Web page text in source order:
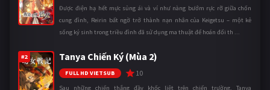
Được điện hạ hết mực sủng ái và ví như nàng bướm rực rỡ giữa chốn
cung đình, Reirin bất ngờ trở thành nạn nhân của Keigetsu – một kẻ
sống ký sinh trong triều đình đã sử dụng ma thuật để hoán đổi th ...
#2 Tanya Chiến Ký (Mùa 2)
FULL HD VIETSUB 10
Sau những chiến thắng đầy khốc liệt trên chiến trường, Tanya